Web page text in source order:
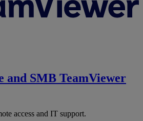
and SMB TeamViewer
access and IT support.